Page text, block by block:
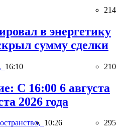
214
в энергетику
сумму сделки
16:10 210
С 16:00 6 августа
2026 года
10:26 295